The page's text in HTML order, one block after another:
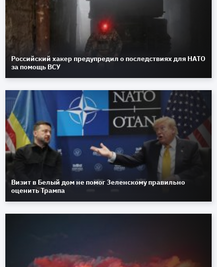
Российский хакер предупредил о последствиях для НАТО
за помощь ВСУ
Визит в Белый дом не помог Зеленскому правильно
оценить Трампа